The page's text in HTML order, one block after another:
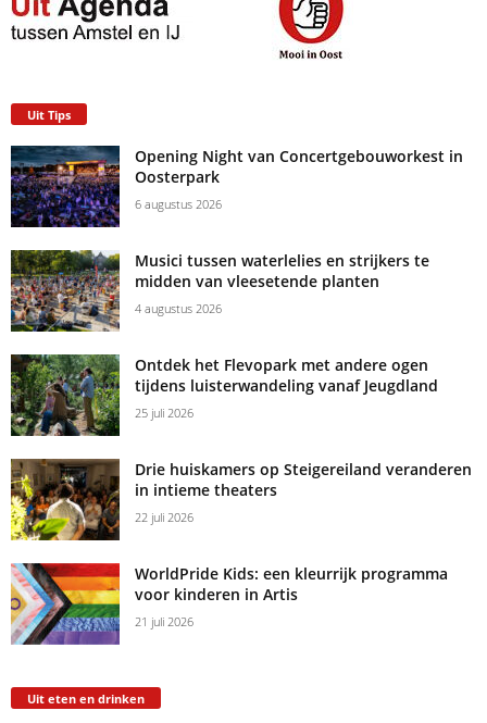
Uit Tips
Opening Night van Concertgebouworkest in
Oosterpark
6 augustus 2026
Musici tussen waterlelies en strijkers te
midden van vleesetende planten
4 augustus 2026
Ontdek het Flevopark met andere ogen
tijdens luisterwandeling vanaf Jeugdland
25 juli 2026
Drie huiskamers op Steigereiland veranderen
in intieme theaters
22 juli 2026
WorldPride Kids: een kleurrijk programma
voor kinderen in Artis
21 juli 2026
Uit eten en drinken